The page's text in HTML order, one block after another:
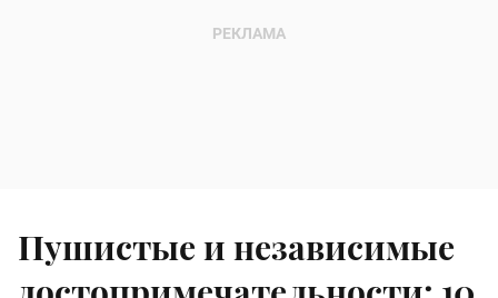
Пушистые и независимые